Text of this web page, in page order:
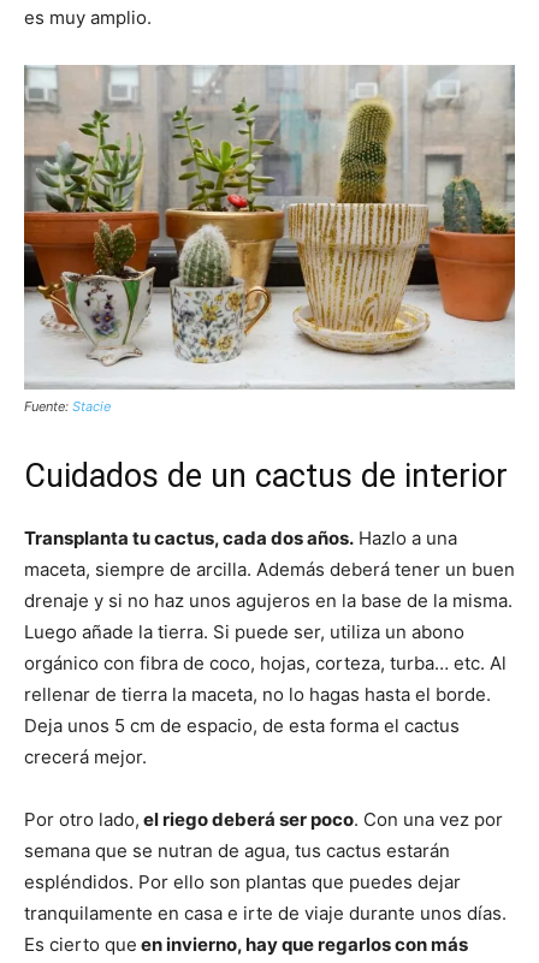
es muy amplio.
Fuente: Stacie
Cuidados de un cactus de interior
Transplanta tu cactus, cada dos años. Hazlo a una
maceta, siempre de arcilla. Además deberá tener un buen
drenaje y si no haz unos agujeros en la base de la misma.
Luego añade la tierra. Si puede ser, utiliza un abono
orgánico con fibra de coco, hojas, corteza, turba… etc. Al
rellenar de tierra la maceta, no lo hagas hasta el borde.
Deja unos 5 cm de espacio, de esta forma el cactus
crecerá mejor.
Por otro lado, el riego deberá ser poco. Con una vez por
semana que se nutran de agua, tus cactus estarán
espléndidos. Por ello son plantas que puedes dejar
tranquilamente en casa e irte de viaje durante unos días.
Es cierto que en invierno, hay que regarlos con más